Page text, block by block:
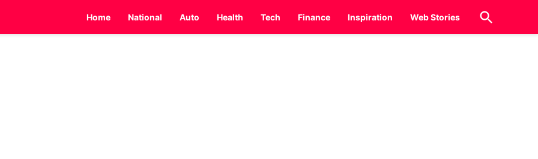
Home National Auto Health Tech Finance Inspiration Web Stories
Open
Search